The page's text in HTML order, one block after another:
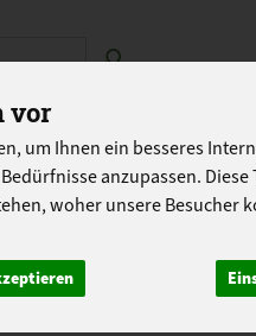
vor
um Ihnen ein besseres
anzupassen. Diese
woher unsere Besucher
ÜBER UNS